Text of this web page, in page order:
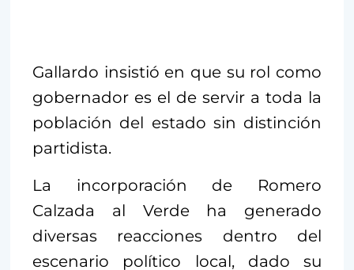
Gallardo insistió en que su rol como
gobernador es el de servir a toda la
población del estado sin distinción
partidista.
La incorporación de Romero
Calzada al Verde ha generado
diversas reacciones dentro del
escenario político local, dado su